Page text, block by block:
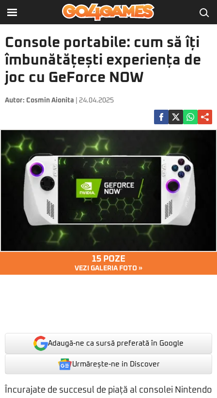
Console portabile: cum să îți
îmbunătățești experiența de
joc cu GeForce NOW
Autor: Cosmin Aionita | 24.04.2025
15 POZE
VEZI GALERIA FOTO »
Adaugă-ne ca sursă preferată în Google
Urmărește-ne in Discover
Încurajate de succesul de piață al consolei Nintendo